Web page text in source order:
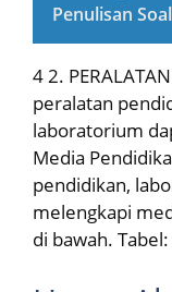
Penulisan
4 2.
peralatan
laboratorium
Media
pendidikan,
melengkapi
di bawah.